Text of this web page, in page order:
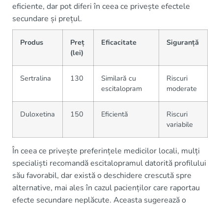
eficiente, dar pot diferi în ceea ce privește efectele
secundare și prețul.
Produs
Preț
(lei)
Eficacitate Siguranță
Sertralina 130
Similară cu
escitalopram
Riscuri
moderate
Duloxetina 150 Eficientă
Riscuri
variabile
În ceea ce privește preferințele medicilor locali, mulți
specialiști recomandă escitalopramul datorită profilului
său favorabil, dar există o deschidere crescută spre
alternative, mai ales în cazul pacienților care raportau
efecte secundare neplăcute. Aceasta sugerează o